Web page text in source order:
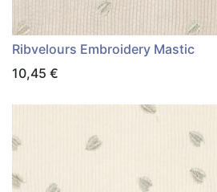
Ribvelours Embroidery Mastic
10,45 €